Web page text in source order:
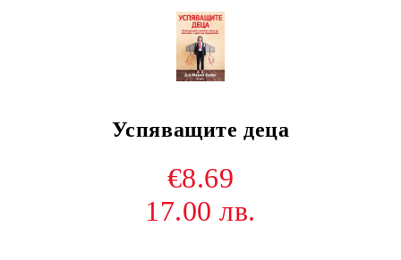
Успяващите деца
€8.69
17.00 лв.